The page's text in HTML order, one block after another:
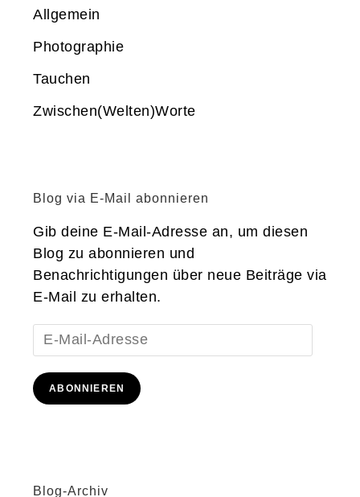
Allgemein
Photographie
Tauchen
Zwischen(Welten)Worte
Blog via E-Mail abonnieren
Gib deine E-Mail-Adresse an, um diesen
Blog zu abonnieren und
Benachrichtigungen über neue Beiträge via
E-Mail zu erhalten.
E-
Mail-
Adresse
ABONNIEREN
Blog-Archiv